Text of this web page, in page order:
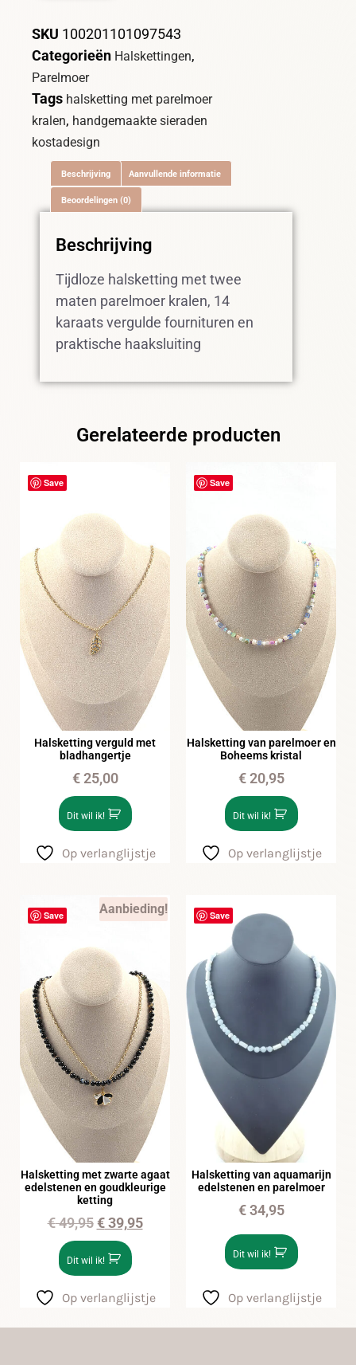
SKU 100201101097543
Categorieën Halskettingen,
Parelmoer
Tags halsketting met parelmoer
kralen, handgemaakte sieraden
kostadesign
Beschrijving Aanvullende informatie
Beoordelingen (0)
Beschrijving
Tijdloze halsketting met twee
maten parelmoer kralen, 14
karaats vergulde fournituren en
praktische haaksluiting
Gerelateerde producten
Save
Halsketting verguld met
bladhangertje
€25,00
Dit wil ik!
Op verlanglijstje
Save
Halsketting van parelmoer en
Boheems kristal
€20,95
Dit wil ik!
Op verlanglijstje
Save Aanbieding!
Halsketting met zwarte agaat
edelstenen en goudkleurige
ketting
€49,95 €39,95
Dit wil ik!
Op verlanglijstje
Save
Halsketting van aquamarijn
edelstenen en parelmoer
€34,95
Dit wil ik!
Op verlanglijstje